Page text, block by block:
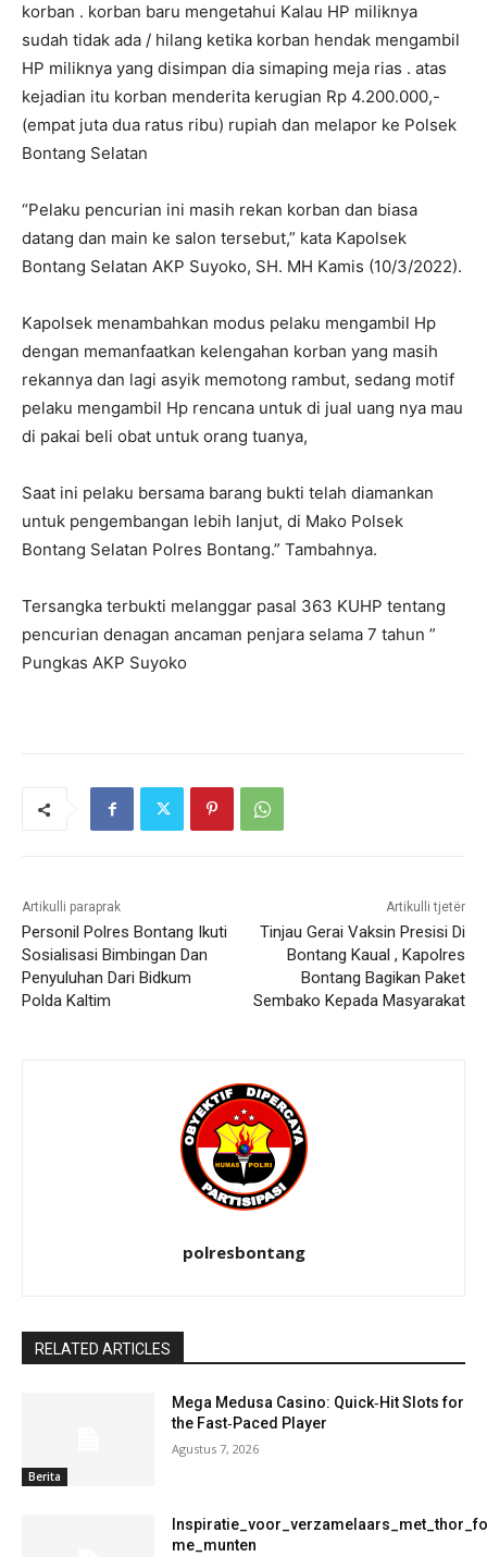
korban . korban baru mengetahui Kalau HP miliknya
sudah tidak ada / hilang ketika korban hendak mengambil
HP miliknya yang disimpan dia simaping meja rias . atas
kejadian itu korban menderita kerugian Rp 4.200.000,-
(empat juta dua ratus ribu) rupiah dan melapor ke Polsek
Bontang Selatan
“Pelaku pencurian ini masih rekan korban dan biasa
datang dan main ke salon tersebut,” kata Kapolsek
Bontang Selatan AKP Suyoko, SH. MH Kamis (10/3/2022).
Kapolsek menambahkan modus pelaku mengambil Hp
dengan memanfaatkan kelengahan korban yang masih
rekannya dan lagi asyik memotong rambut, sedang motif
pelaku mengambil Hp rencana untuk di jual uang nya mau
di pakai beli obat untuk orang tuanya,
Saat ini pelaku bersama barang bukti telah diamankan
untuk pengembangan lebih lanjut, di Mako Polsek
Bontang Selatan Polres Bontang.” Tambahnya.
Tersangka terbukti melanggar pasal 363 KUHP tentang
pencurian denagan ancaman penjara selama 7 tahun ”
Pungkas AKP Suyoko
Artikulli paraprak
Personil Polres Bontang Ikuti
Sosialisasi Bimbingan Dan
Penyuluhan Dari Bidkum
Polda Kaltim
Artikulli tjetër
Tinjau Gerai Vaksin Presisi Di
Bontang Kaual , Kapolres
Bontang Bagikan Paket
Sembako Kepada Masyarakat
polresbontang
RELATED ARTICLES
Berita
Mega Medusa Casino: Quick‑Hit Slots for
the Fast‑Paced Player
Agustus 7, 2026
me_munten